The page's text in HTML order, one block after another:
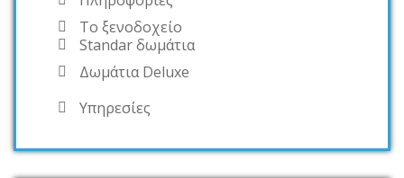
Το ξενοδοχείο
Standar δωμάτια
Δωμάτια Deluxe
Υπηρεσίες